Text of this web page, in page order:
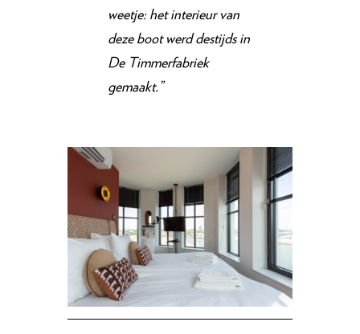
weetje: het interieur van
deze boot werd destijds in
De Timmerfabriek
gemaakt.”